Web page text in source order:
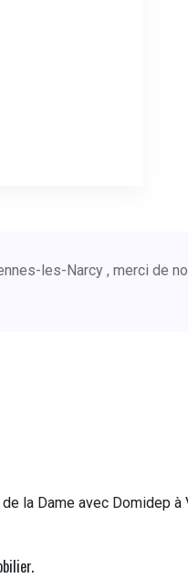
les-Narcy , merci de
de la Dame avec Domidep